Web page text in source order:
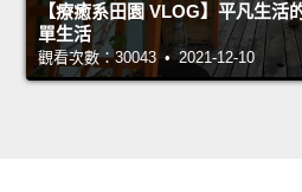
【療癒系田園 VLOG】平凡生活
單生活
觀看次數：30043 • 2021-12-10